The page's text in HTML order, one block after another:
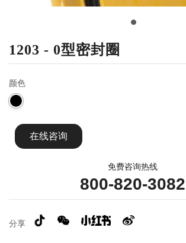
1203 - 0型密封圈
颜色
在线咨询
免费咨询热线
800-820-3082
分享